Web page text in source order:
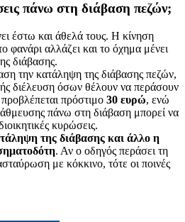
πάνω στη διάβαση πεζών;
έστω και άθελά τους. Η κίνηση
φανάρι αλλάζει και το όχημα μένει
διάβασης.
την κατάληψη της διάβασης πεζών,
διέλευση όσων θέλουν να περάσουν
πρόστιμο 30 ευρώ, ενώ
πάνω στη διάβαση μπορεί να
κυρώσεις.
της διάβασης και άλλο η
. Αν ο οδηγός περάσει τη
με κόκκινο, τότε οι ποινές